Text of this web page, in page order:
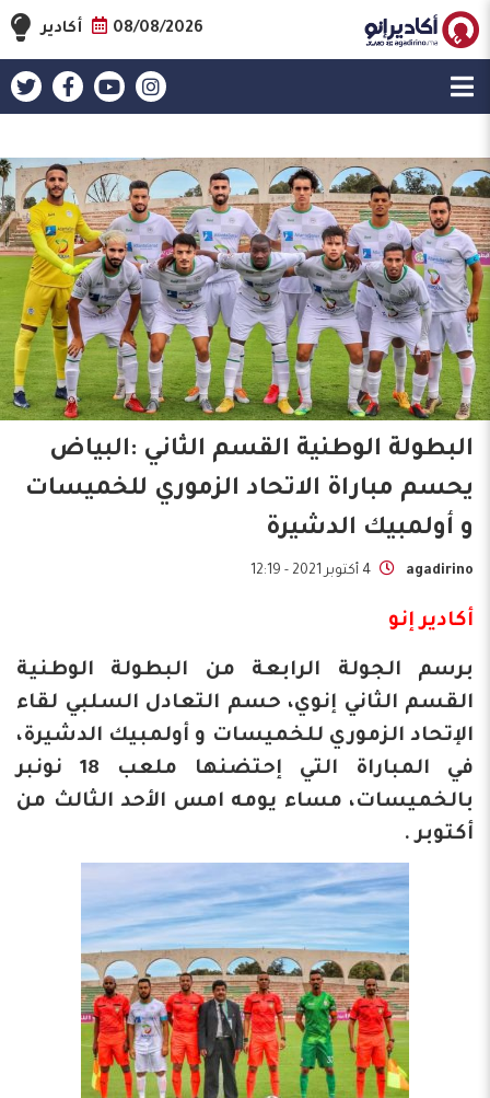
08/08/2026 أكادير
البطولة الوطنية القسم الثاني :البياض
يحسم مباراة الاتحاد الزموري للخميسات
و أولمبيك الدشيرة
agadirino 4 أكتوبر 2021 - 12:19
أكادير إنو
برسم الجولة الرابعة من البطولة الوطنية
القسم الثاني إنوي، حسم التعادل السلبي لقاء
الإتحاد الزموري للخميسات و أولمبيك الدشيرة،
في المباراة التي إحتضنها ملعب 18 نونبر
بالخميسات، مساء يومه امس الأحد الثالث من
أكتوبر .